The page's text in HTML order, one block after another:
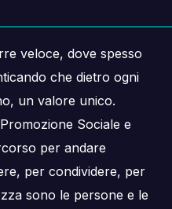
veloce, dove spesso
che dietro ogni
un valore unico.
Sociale e
per andare
per condividere, per
sono le persone e le